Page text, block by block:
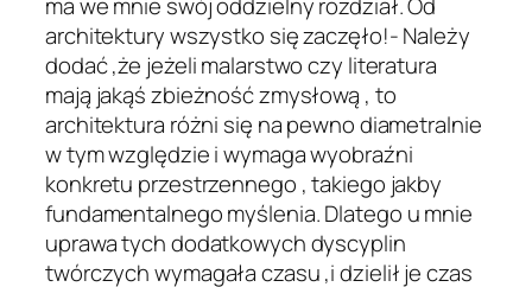
architektury wszystko się zaczęło!- Należy
dodać ,że jeżeli malarstwo czy literatura
mają jakąś zbieżność zmysłową , to
architektura różni się na pewno diametralnie
w tym względzie i wymaga wyobraźni
konkretu przestrzennego , takiego jakby
fundamentalnego myślenia. Dlatego u mnie
uprawa tych dodatkowych dyscyplin
twórczych wymagała czasu ,i dzielił je czas